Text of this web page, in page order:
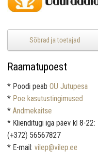
Sõbrad ja toetajad
Raamatupoest
* Poodi peab OÜ Jutupesa
* Poe kasutustingimused
* Andmekaitse
* Klienditugi iga päev kl 8-22:
(+372) 56567827
* E-mail: vilep@vilep.ee